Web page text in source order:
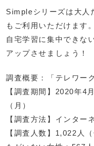
Simpleシリーズは大人
もご利用いただけます。
自宅学習に集中できな
アップさせましょう！
調査概要：「テレワー
【調査期間】2020年4
（月）
【調査方法】インター
【調査人数】1,022人